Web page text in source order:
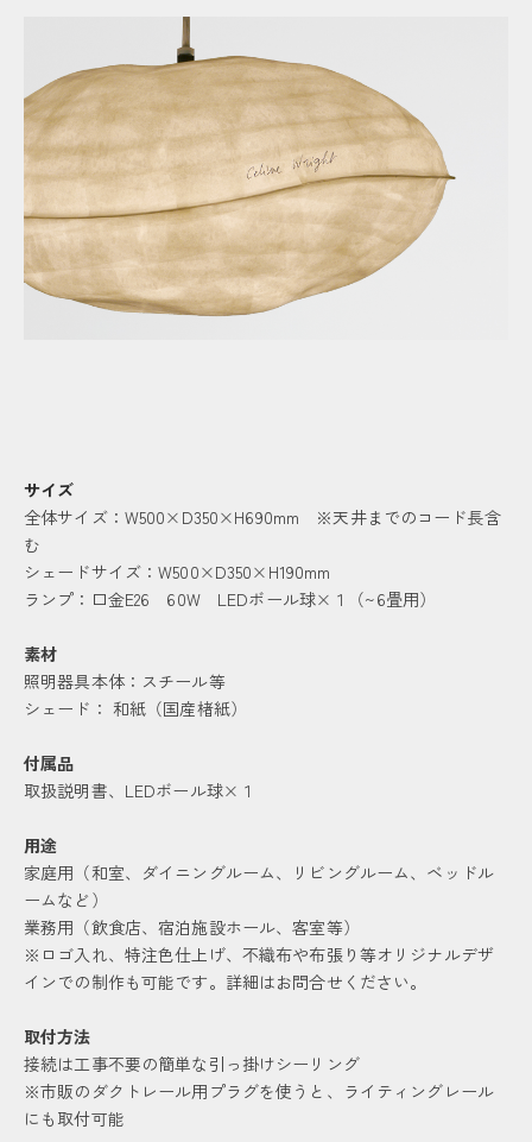
サイズ
全体サイズ：W500×D350×H690mm ※天井までのコード長含
む
シェードサイズ：W500×D350×H190mm
ランプ：口金E26 60W LEDボール球×１（~6畳用）
素材
照明器具本体：スチール等
シェード： 和紙（国産楮紙）
付属品
取扱説明書、LEDボール球×１
用途
家庭用（和室、ダイニングルーム、リビングルーム、ベッドル
ームなど）
業務用（飲食店、宿泊施設ホール、客室等）
※ロゴ入れ、特注色仕上げ、不織布や布張り等オリジナルデザ
インでの制作も可能です。 詳細はお問合せください。
取付方法
接続は工事不要の簡単な引っ掛けシーリング
※市販のダクトレール用プラグを使うと、ライティングレール
にも取付可能